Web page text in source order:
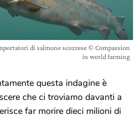
di salmone scozzese © Compassion
in world farming
questa indagine è
che ci troviamo davanti a
far morire dieci milioni di